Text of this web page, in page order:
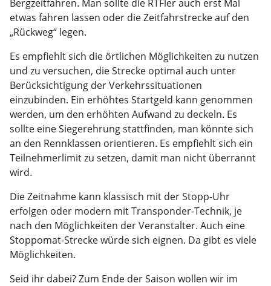
Bergzeitfahren. Man sollte die RTFler auch erst Mal
etwas fahren lassen oder die Zeitfahrstrecke auf den
„Rückweg“ legen.
Es empfiehlt sich die örtlichen Möglichkeiten zu nutzen
und zu versuchen, die Strecke optimal auch unter
Berücksichtigung der Verkehrssituationen
einzubinden. Ein erhöhtes Startgeld kann genommen
werden, um den erhöhten Aufwand zu deckeln. Es
sollte eine Siegerehrung stattfinden, man könnte sich
an den Rennklassen orientieren. Es empfiehlt sich ein
Teilnehmerlimit zu setzen, damit man nicht überrannt
wird.
Die Zeitnahme kann klassisch mit der Stopp-Uhr
erfolgen oder modern mit Transponder-Technik, je
nach den Möglichkeiten der Veranstalter. Auch eine
Stoppomat-Strecke würde sich eignen. Da gibt es viele
Möglichkeiten.
Seid ihr dabei? Zum Ende der Saison wollen wir im